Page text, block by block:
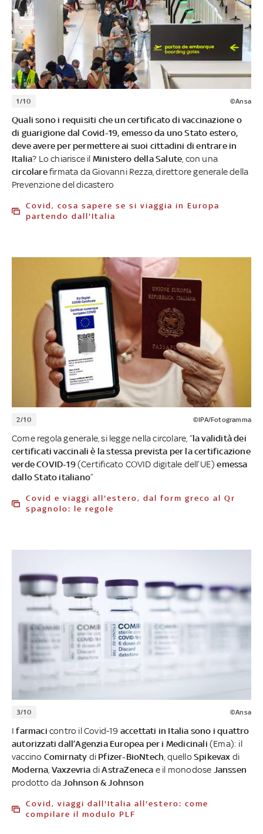
1/10 ©Ansa
Quali sono i requisiti che un certificato di vaccinazione o
di guarigione dal Covid-19, emesso da uno Stato estero,
deve avere per permettere ai suoi cittadini di entrare in
Italia? Lo chiarisce il Ministero della Salute , con una
circolarefirmata da Giovanni Rezza, direttore generale della
Prevenzione del dicastero
Covid, cosa sapere se si viaggia in Europa
partendo dall'Italia
2/10 ©IPA/Fotogramma
Come regola generale, si legge nella circolare, “la validità dei
certificati vaccinali è la stessa prevista per la certificazione
verde COVID-19(Certificato COVID digitale dell’UE)emessa
dallo Stato italiano”
Covid e viaggi all'estero, dal form greco al Qr
spagnolo: le regole
3/10 ©Ansa
Ifarmaci contro il Covid-19 accettati in Italia sono i quattro
autorizzati dall’Agenzia Europea per i Medicinali (Ema): il
vaccino Comirnaty di Pfizer-BioNtech , quelloSpikevax di
Moderna Vaxzevria diAstraZeneca e il monodose Janssen
prodotto da Johnson & Johnson
Covid, viaggi dall'Italia all'estero: come
compilare il modulo PLF